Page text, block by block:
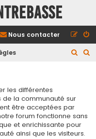
Nous contacter
r
c
les différentes
la communauté sur
être acceptées par
forum fonctionne sans
et enrichissante pour
ainsi que les visiteurs.